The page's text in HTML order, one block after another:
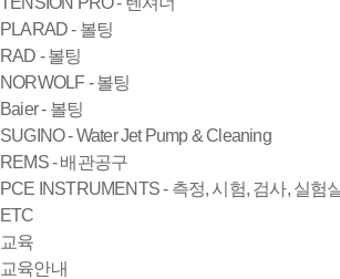
PLARAD - 볼팅
RAD - 볼팅
NORWOLF - 볼팅
Baier - 볼팅
SUGINO - Water Jet Pump & Cleaning
REMS - 배관공구
PCE INSTRUMENTS - 측정, 시험, 검사, 실험
ETC
교육
교육안내